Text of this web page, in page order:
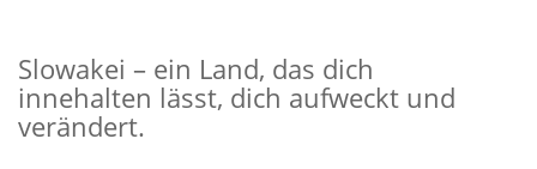
Slowakei – ein Land, das dich
innehalten lässt, dich aufweckt und
verändert.